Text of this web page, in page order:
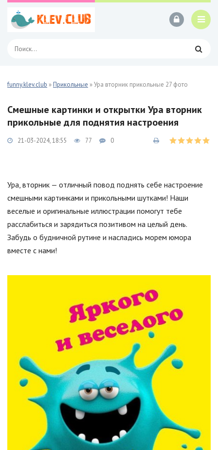
funny.klev.club »Прикольные » Ура вторник прикольные 27 фото
Смешные картинки и открытки Ура вторник
прикольные для поднятия настроения
21-03-2024, 18:55 77 0
Ура, вторник — отличный повод поднять себе настроение
смешными картинками и прикольными шутками! Наши
веселые и оригинальные иллюстрации помогут тебе
расслабиться и зарядиться позитивом на целый день.
Забудь о будничной рутине и насладись морем юмора
вместе с нами!